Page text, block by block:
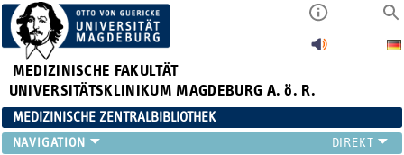
MEDIZINISCHE FAKULTÄT
UNIVERSITÄTSKLINIKUM MAGDEBURG A. ö. R.
MEDIZINISCHE ZENTRALBIBLIOTHEK